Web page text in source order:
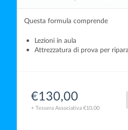
Questa formula comprende
Lezioni in aula
Attrezzatura di prova per
€130,00
+ Tessera Associativa €10,00